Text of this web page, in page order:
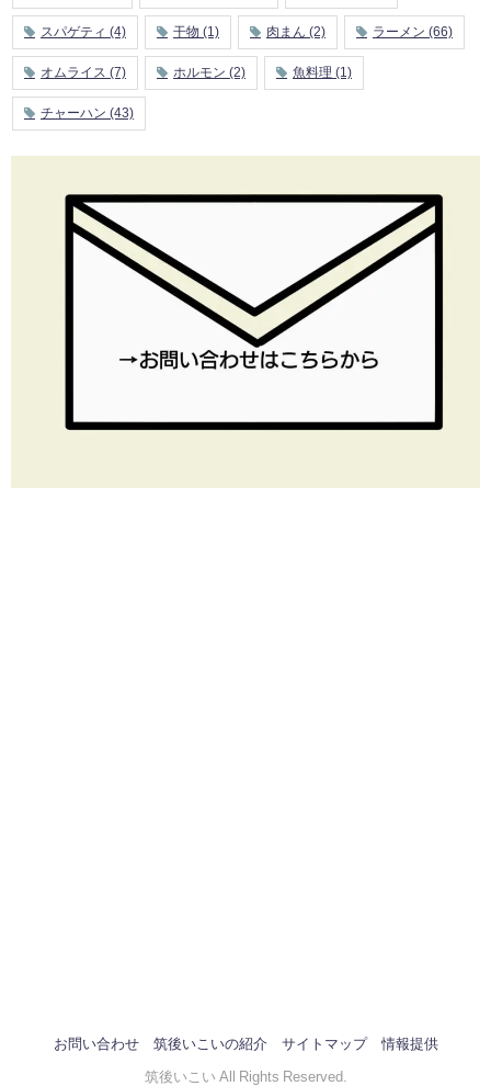
スパゲティ (4) 干物 (1) 肉まん (2) ラーメン (66)
オムライス (7) ホルモン (2) 魚料理 (1)
チャーハン (43)
お問い合わせ 筑後いこいの紹介 サイトマップ 情報提供
筑後いこい All Rights Reserved.